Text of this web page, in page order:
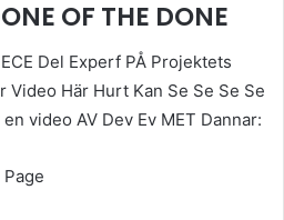
OF THE DONE
Del Experf PÅ Projektets
Video Här Hurt Kan Se Se Se Se
video AV Dev Ev MET Dannar: